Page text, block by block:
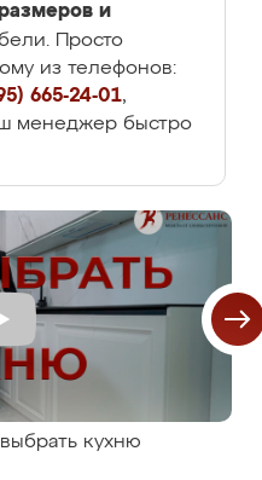
и
Просто
из телефонов:
665-24-01,
менеджер быстро
кухню